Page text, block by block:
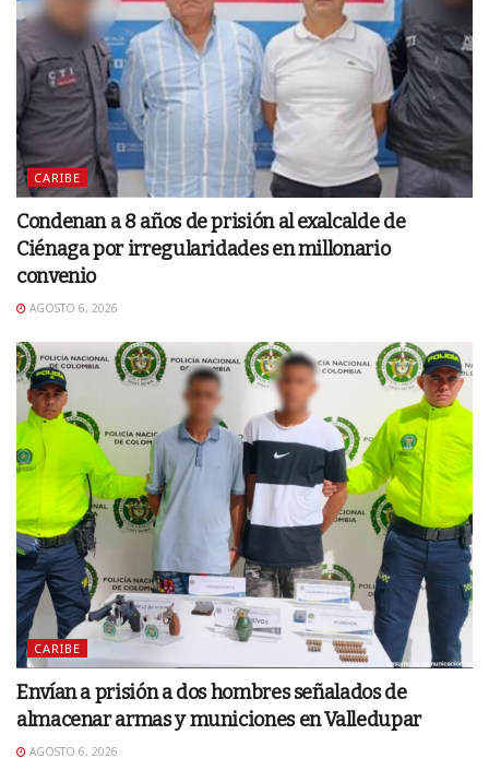
CARIBE
Condenan a 8 años de prisión al exalcalde de
Ciénaga por irregularidades en millonario
convenio
AGOSTO 6, 2026
CARIBE
Envían a prisión a dos hombres señalados de
almacenar armas y municiones en Valledupar
AGOSTO 6, 2026